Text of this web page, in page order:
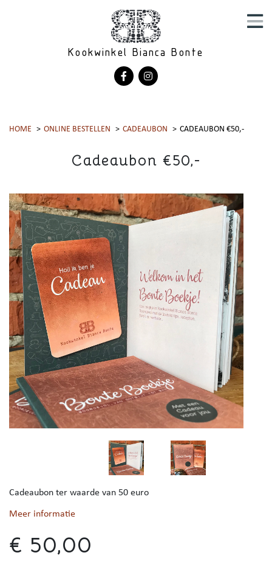
Kookwinkel Bianca Bonte
HOME ONLINE BESTELLEN CADEAUBON CADEAUBON €50,-
Cadeaubon €50,-
Cadeaubon ter waarde van 50 euro
Meer informatie
€ 50,00